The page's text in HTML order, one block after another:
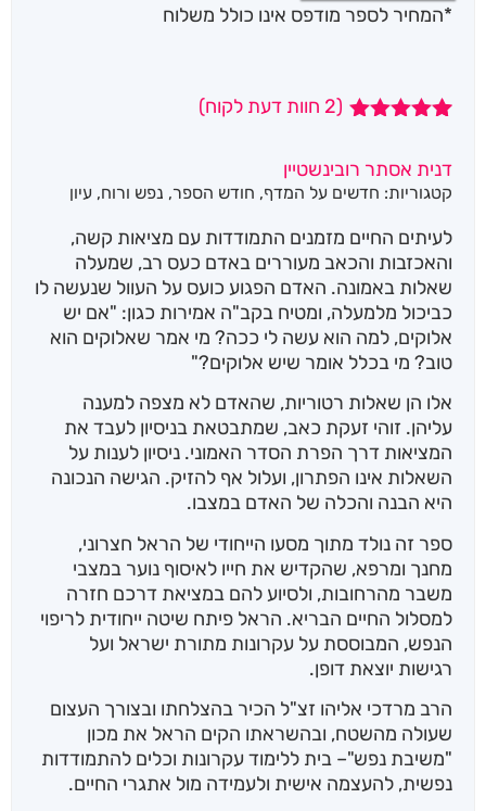
*המחיר לספר מודפס אינו כולל משלוח
מבוסס על
דירוגים של
(
2 חוות דעת לקוח)
דנית אסתר רובינשטיין
קטגוריות: חדשים על המדף, חודש הספר, נפש ורוח, עיון
לעיתים החיים מזמנים התמודדות עם מציאות קשה,
והאכזבות והכאב מעוררים באדם כעס רב, שמעלה
שאלות באמונה. האדם הפגוע כועס על העוול שנעשה לו
כביכול מלמעלה, ומטיח בקב"ה אמירות כגון: "אם יש
אלוקים, למה הוא עשה לי ככה? מי אמר שאלוקים הוא
טוב? מי בכלל אומר שיש אלוקים?"
אלו הן שאלות רטוריות, שהאדם לא מצפה למענה
עליהן. זוהי זעקת כאב, שמתבטאת בניסיון לעבד את
המציאות דרך הפרת הסדר האמוני. ניסיון לענות על
השאלות אינו הפתרון, ועלול אף להזיק. הגישה הנכונה
היא הבנה והכלה של האדם במצבו.
ספר זה נולד מתוך מסעו הייחודי של הראל חצרוני,
מחנך ומרפא, שהקדיש את חייו לאיסוף נוער במצבי
משבר מהרחובות, ולסיוע להם במציאת דרכם חזרה
למסלול החיים הבריא. הראל פיתח שיטה ייחודית לריפוי
הנפש, המבוססת על עקרונות מתורת ישראל ועל
רגישות יוצאת דופן.
הרב מרדכי אליהו זצ"ל הכיר בהצלחתו ובצורך העצום
שעולה מהשטח, ובהשראתו הקים הראל את מכון
"משיבת נפש"– בית ללימוד עקרונות וכלים להתמודדות
נפשית, להעצמה אישית ולעמידה מול אתגרי החיים.